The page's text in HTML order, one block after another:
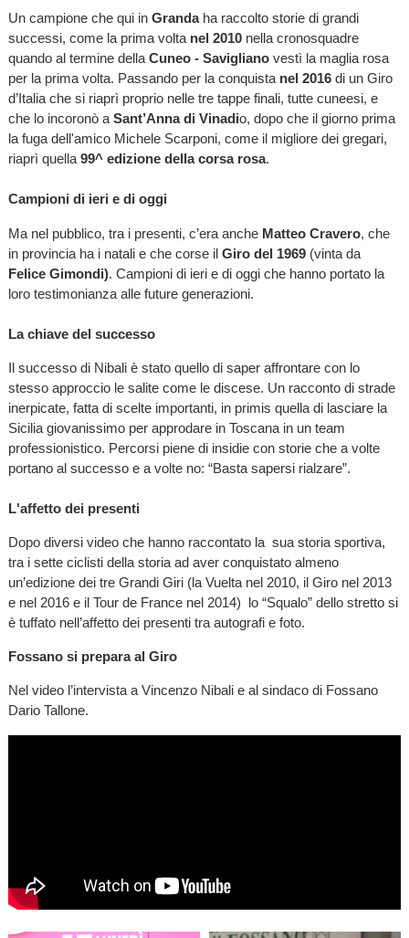
Un campione che qui in Grandaha raccolto storie di grandi
successi, come la prima volta nel 2010 nella cronosquadre
quando al termine della Cuneo - Saviglianovestì la maglia rosa
per la prima volta. Passando per la conquista nel 2016di un Giro
d’Italia che si riaprì proprio nelle tre tappe finali, tutte cuneesi, e
che lo incoronò a Sant’Anna di Vinadio, dopo che il giorno prima
la fuga dell'amico Michele Scarponi, come il migliore dei gregari,
riaprì quella 99^ edizione della corsa rosa.
Campioni di ieri e di oggi
Ma nel pubblico, tra i presenti, c’era anche Matteo Cravero, che
in provincia ha i natali e che corse il Giro del 1969(vinta da
Felice Gimondi). Campioni di ieri e di oggi che hanno portato la
loro testimonianza alle future generazioni.
La chiave del successo
Il successo di Nibali è stato quello di saper affrontare con lo
stesso approccio le salite come le discese. Un racconto di strade
inerpicate, fatta di scelte importanti, in primis quella di lasciare la
Sicilia giovanissimo per approdare in Toscana in un team
professionistico. Percorsi piene di insidie con storie che a volte
portano al successo e a volte no: “Basta sapersi rialzare”.
L'affetto dei presenti
Dopo diversi video che hanno raccontato la sua storia sportiva,
tra i sette ciclisti della storia ad aver conquistato almeno
un’edizione dei tre Grandi Giri (la Vuelta nel 2010, il Giro nel 2013
e nel 2016 e il Tour de France nel 2014) lo “Squalo” dello stretto si
è tuffato nell’affetto dei presenti tra autografi e foto.
Fossano si prepara al Giro
Nel video l’intervista a Vincenzo Nibali e al sindaco di Fossano
Dario Tallone.